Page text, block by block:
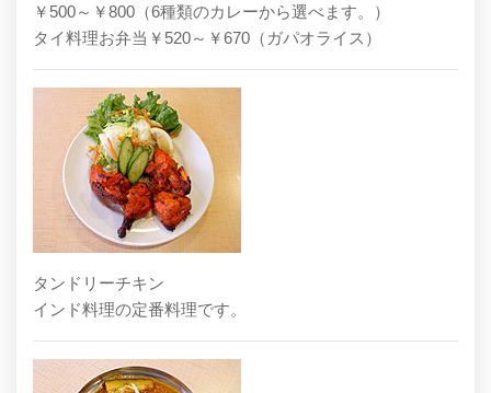
￥500～￥800（6種類のカレーから選べます。）
タイ料理お弁当￥520～￥670（ガパオライス）
タンドリーチキン
インド料理の定番料理です。